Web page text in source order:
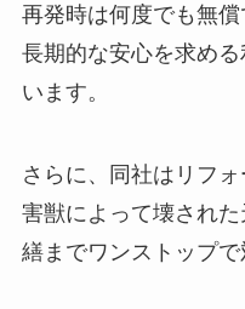
再発時は何度でも無償
長期的な安心を求め
います。
さらに、同社はリフォ
害獣によって壊され
繕までワンストップで